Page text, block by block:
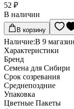
52 ₽
В наличии
В корзину
Наличие:В 9
Характеристики
Бренд
Семена для Сибири
Срок созревания
Среднепоздние
Упаковка
Цветные Пакеты